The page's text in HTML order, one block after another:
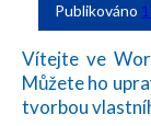
Publikováno
Vítejte ve
Můžete ho
tvorbou